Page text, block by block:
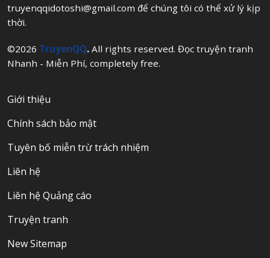
truyenqqidotoshi@gmail.com để chúng tôi có thể xử lý kịp
thời.
©2026 TruyenQQ. All rights reserved. Đọc truyện tranh
Nhanh - Miễn Phí, completely free.
Giới thiệu
Chính sách bảo mật
Tuyên bố miễn trừ trách nhiệm
Liên hệ
Liên hệ Quảng cáo
Truyện tranh
New Sitemap